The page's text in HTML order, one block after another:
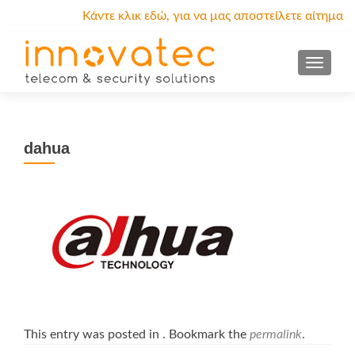
Κάντε κλικ εδώ, για να μας αποστείλετε αίτημα
προσφοράς.
MENU
dahua
This entry was posted in . Bookmark the permalink.